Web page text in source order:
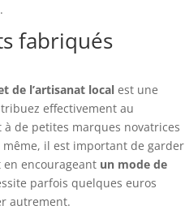
fabriqués
de l’artisanat local est une
effectivement au
de petites marques novatrices
il est important de garder
en encourageant un mode de
parfois quelques euros
autrement.